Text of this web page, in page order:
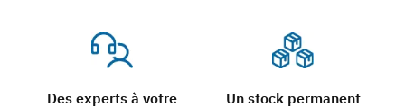
Des experts à votre
Un stock permanent